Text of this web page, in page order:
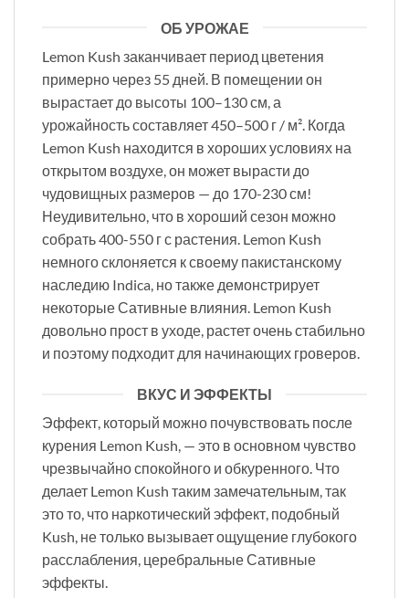
ОБ УРОЖАЕ
Lemon Kush заканчивает период цветения
примерно через 55 дней. В помещении он
вырастает до высоты 100–130 см, а
урожайность составляет 450–500 г / м². Когда
Lemon Kush находится в хороших условиях на
открытом воздухе, он может вырасти до
чудовищных размеров — до 170-230 см!
Неудивительно, что в хороший сезон можно
собрать 400-550 г с растения. Lemon Kush
немного склоняется к своему пакистанскому
наследию Indica, но также демонстрирует
некоторые Сативные влияния. Lemon Kush
довольно прост в уходе, растет очень стабильно
и поэтому подходит для начинающих гроверов.
ВКУС И ЭФФЕКТЫ
Эффект, который можно почувствовать после
курения Lemon Kush, — это в основном чувство
чрезвычайно спокойного и обкуренного. Что
делает Lemon Kush таким замечательным, так
это то, что наркотический эффект, подобный
Kush, не только вызывает ощущение глубокого
расслабления, церебральные Сативные
эффекты.